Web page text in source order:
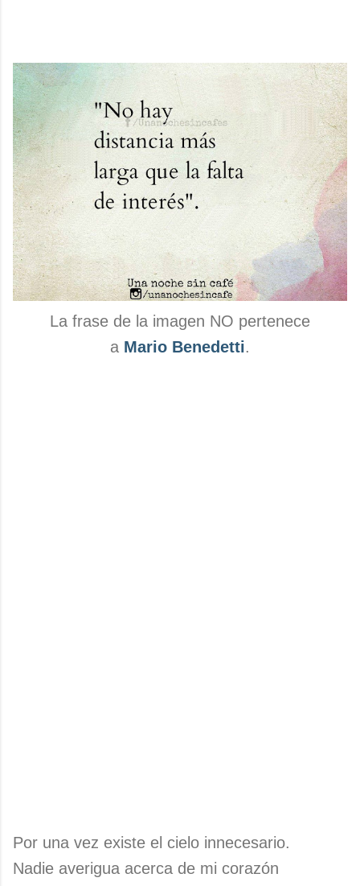
La frase de la imagen NO pertenece
a Mario Benedetti.
Por una vez existe el cielo innecesario.
Nadie averigua acerca de mi corazón